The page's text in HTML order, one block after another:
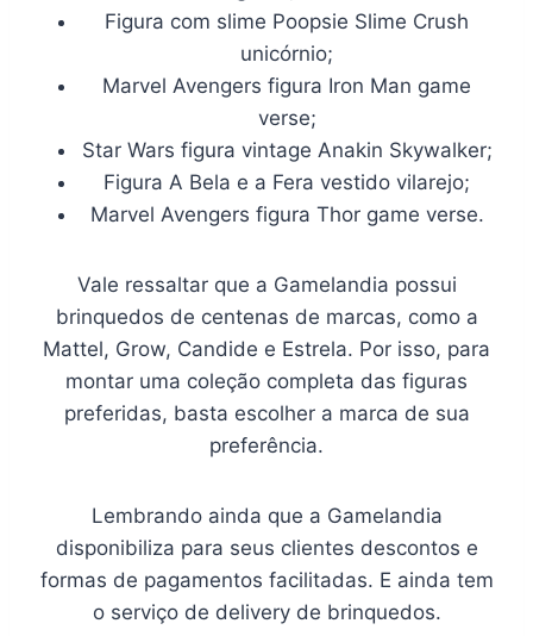
Figura com slime Poopsie Slime Crush
unicórnio;
Marvel Avengers figura Iron Man game
verse;
Star Wars figura vintage Anakin Skywalker;
Figura A Bela e a Fera vestido vilarejo;
Marvel Avengers figura Thor game verse.
Vale ressaltar que a Gamelandia possui
brinquedos de centenas de marcas, como a
Mattel, Grow, Candide e Estrela. Por isso, para
montar uma coleção completa das figuras
preferidas, basta escolher a marca de sua
preferência.
Lembrando ainda que a Gamelandia
disponibiliza para seus clientes descontos e
formas de pagamentos facilitadas. E ainda tem
o serviço de delivery de brinquedos.